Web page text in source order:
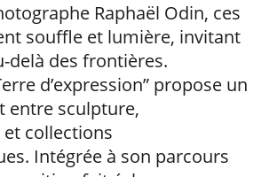
Raphaël Odin, ces
souffle et lumière, invitant
delà des frontières.
d’expression” propose un
entre sculpture,
collections
Intégrée à son parcours